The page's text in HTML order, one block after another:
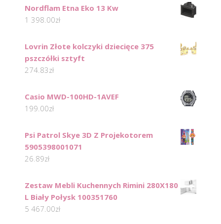
Nordflam Etna Eko 13 Kw
1 398.00zł
Lovrin Złote kolczyki dziecięce 375
pszczółki sztyft
274.83zł
Casio MWD-100HD-1AVEF
199.00zł
Psi Patrol Skye 3D Z Projekotorem
5905398001071
26.89zł
Zestaw Mebli Kuchennych Rimini 280X180
L Biały Połysk 100351760
5 467.00zł